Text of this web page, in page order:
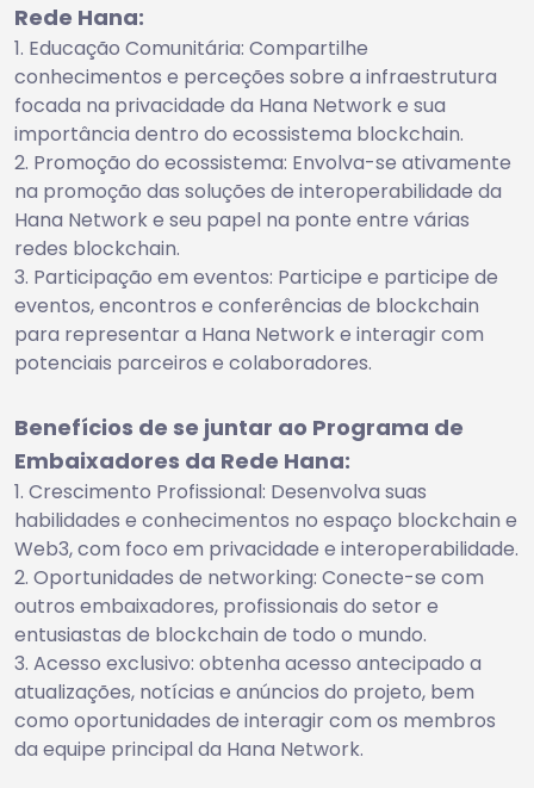
Rede Hana:
Educação Comunitária: Compartilhe
conhecimentos e perceções sobre a infraestrutura
focada na privacidade da Hana Network e sua
importância dentro do ecossistema blockchain.
Promoção do ecossistema: Envolva-se ativamente
na promoção das soluções de interoperabilidade da
Hana Network e seu papel na ponte entre várias
redes blockchain.
Participação em eventos: Participe e participe de
eventos, encontros e conferências de blockchain
para representar a Hana Network e interagir com
potenciais parceiros e colaboradores.
Benefícios de se juntar ao Programa de
Embaixadores da Rede Hana:
Crescimento Profissional: Desenvolva suas
habilidades e conhecimentos no espaço blockchain e
Web3, com foco em privacidade e interoperabilidade.
Oportunidades de networking: Conecte-se com
outros embaixadores, profissionais do setor e
entusiastas de blockchain de todo o mundo.
Acesso exclusivo: obtenha acesso antecipado a
atualizações, notícias e anúncios do projeto, bem
como oportunidades de interagir com os membros
da equipe principal da Hana Network.